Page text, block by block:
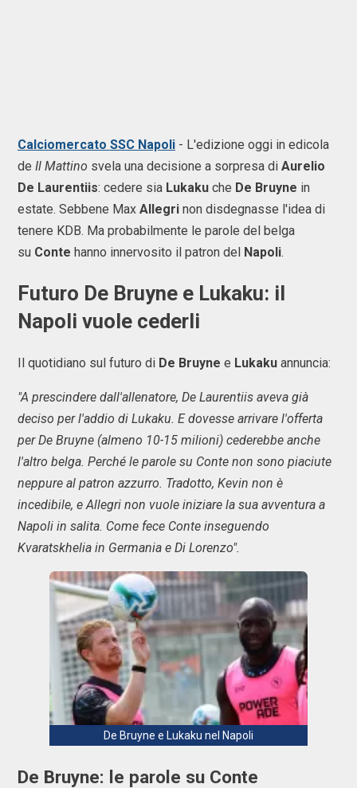
Calciomercato SSC Napoli - L'edizione oggi in edicola
de Il Mattino svela una decisione a sorpresa di Aurelio
De Laurentiis: cedere sia Lukaku che De Bruyne in
estate. Sebbene Max Allegri non disdegnasse l'idea di
tenere KDB. Ma probabilmente le parole del belga
su Conte hanno innervosito il patron del Napoli.
Futuro De Bruyne e Lukaku: il
Napoli vuole cederli
Il quotidiano sul futuro di De Bruyne e Lukaku annuncia:
"A prescindere dall'allenatore, De Laurentiis aveva già
deciso per l'addio di Lukaku. E dovesse arrivare l'offerta
per De Bruyne (almeno 10-15 milioni) cederebbe anche
l'altro belga. Perché le parole su Conte non sono piaciute
neppure al patron azzurro. Tradotto, Kevin non è
incedibile, e Allegri non vuole iniziare la sua avventura a
Napoli in salita. Come fece Conte inseguendo
Kvaratskhelia in Germania e Di Lorenzo".
De Bruyne e Lukaku nel Napoli
De Bruyne: le parole su Conte